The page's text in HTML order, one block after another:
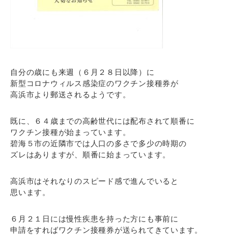
自分の歳にも来週（６月２８日以降）に
新型コロナウィルス感染症のワクチン接種券が
高浜市より郵送されるようです。
既に、６４歳までの高齢世代には配布されて順番に
ワクチン接種が始まっています。
碧海５市の近隣市では人口の多さで多少の時期の
ズレはありますが、順番に始まっています。
高浜市はそれなりのスピード感で進んでいると
思います。
６月２１日には慢性疾患を持った方にも事前に
申請をすればワクチン接種券が送られてきています。